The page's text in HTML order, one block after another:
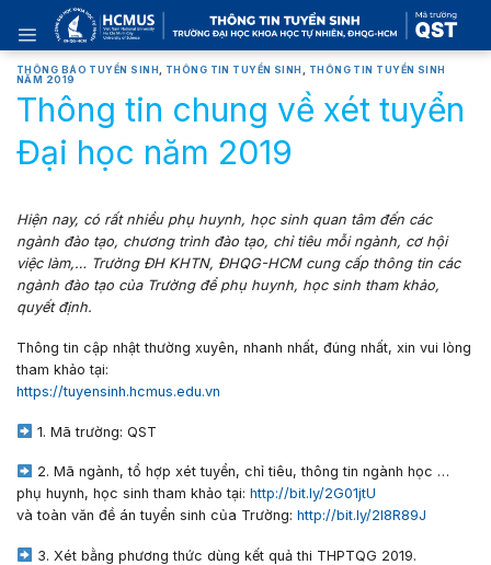
content
THÔNG BÁO TUYỂN SINH THÔNG TIN TUYỂN SINH
THÔNG TIN TUYỂN SINH
NĂM 2019
Thông tin chung về xét tuyển
Đại học năm 2019
Hiện nay, có rất nhiều phụ huynh, học sinh quan tâm đến các
ngành đào tạo, chương trình đào tạo, chỉ tiêu mỗi ngành, cơ hội
việc làm,… Trường ĐH KHTN, ĐHQG-HCM cung cấp thông tin các
ngành đào tạo của Trường để phụ huynh, học sinh tham khảo,
quyết định.
Thông tin cập nhật thường xuyên, nhanh nhất, đúng nhất, xin vui lòng
tham khảo tại:
https://tuyensinh.hcmus.edu.vn
1. Mã trường: QST
2. Mã ngành, tổ hợp xét tuyển, chỉ tiêu, thông tin ngành học …
phụ huynh, học sinh tham khảo tại: http://bit.ly/2G01jtU
và toàn văn đề án tuyển sinh của Trường: http://bit.ly/2I8R89J
3. Xét bằng phương thức dùng kết quả thi THPTQG 2019.